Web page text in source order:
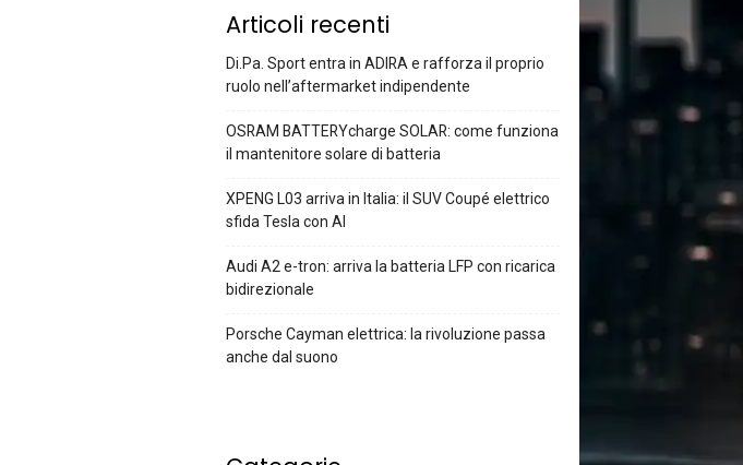
Articoli recenti
Di.Pa. Sport entra in ADIRA e rafforza il proprio
ruolo nell’aftermarket indipendente
OSRAM BATTERYcharge SOLAR: come funziona
il mantenitore solare di batteria
XPENG L03 arriva in Italia: il SUV Coupé elettrico
sfida Tesla con AI
Audi A2 e-tron: arriva la batteria LFP con ricarica
bidirezionale
Porsche Cayman elettrica: la rivoluzione passa
anche dal suono